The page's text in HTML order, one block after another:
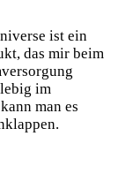
ist ein
das mir beim
im
man es